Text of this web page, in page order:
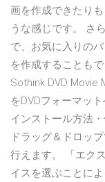
画を作成できたり
うな感じです。 さ
で、お気に入りの
を作成することも
Sothink DVD Movie
をDVDフォーマッ
インストール方法
ドラッグ＆ドロッ
行えます。 「エク
イスを選ぶことに